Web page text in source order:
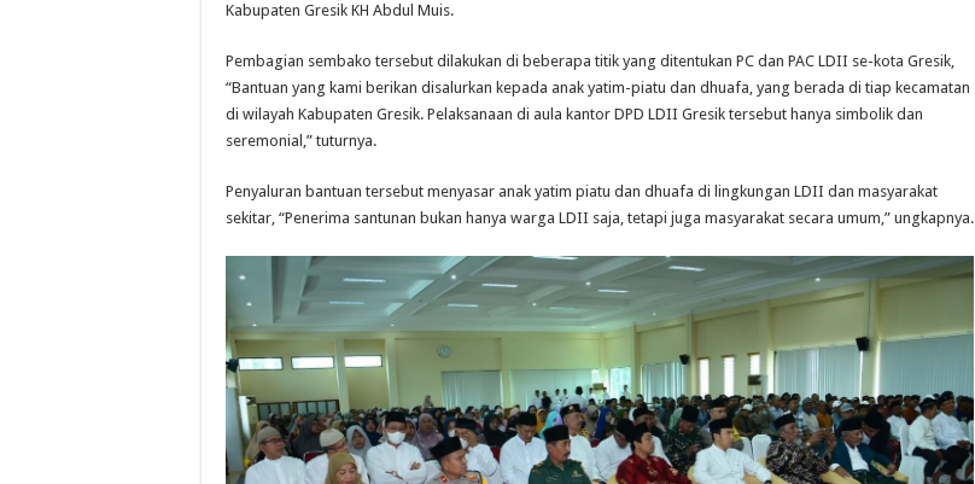
Kabupaten Gresik KH Abdul Muis.
Pembagian sembako tersebut dilakukan di beberapa titik yang ditentukan PC dan PAC LDII se-kota Gresik,
“Bantuan yang kami berikan disalurkan kepada anak yatim-piatu dan dhuafa, yang berada di tiap kecamatan
di wilayah Kabupaten Gresik. Pelaksanaan di aula kantor DPD LDII Gresik tersebut hanya simbolik dan
seremonial,” tuturnya.
Penyaluran bantuan tersebut menyasar anak yatim piatu dan dhuafa di lingkungan LDII dan masyarakat
sekitar, “Penerima santunan bukan hanya warga LDII saja, tetapi juga masyarakat secara umum,” ungkapnya.